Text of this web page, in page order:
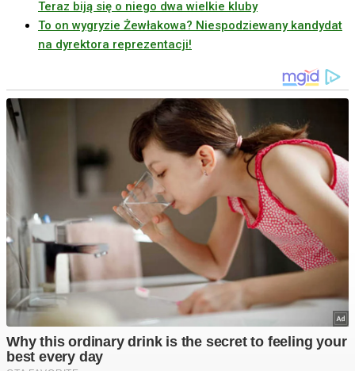
Teraz biją się o niego dwa wielkie kluby
To on wygryzie Żewłakowa? Niespodziewany kandydat
na dyrektora reprezentacji!